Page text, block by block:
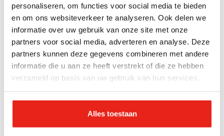
personaliseren, om functies voor social media te bieden
en om ons websiteverkeer te analyseren. Ook delen we
informatie over uw gebruik van onze site met onze
partners voor social media, adverteren en analyse. Deze
partners kunnen deze gegevens combineren met andere
informatie die u aan ze heeft verstrekt of die ze hebben
verzameld op basis van uw gebruik van hun services.
Alles toestaan
letterlijk – losgezongen van jezelf.
Als ik vroeger m’n sleutels kwijt was, zei m’n moeder
altijd: ‘Ga terug naar waar je ze voor het laatst hebt
gezien.’ Dat doe ik nog steeds als het in mijn hoofd
even niet zo helder is. Dan ga ik terug naar waar ik
eenzaamheid. Maar die weg terugvinden, is in deze
tijd niet makkelijk. Mensen leven langs elkaar heen.
Zeker sinds corona ligt eenzaamheid op de loer. Er